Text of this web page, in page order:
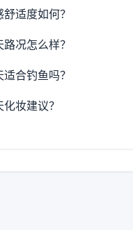
适度如何？
况怎么样？
合钓鱼吗？
妆建议？